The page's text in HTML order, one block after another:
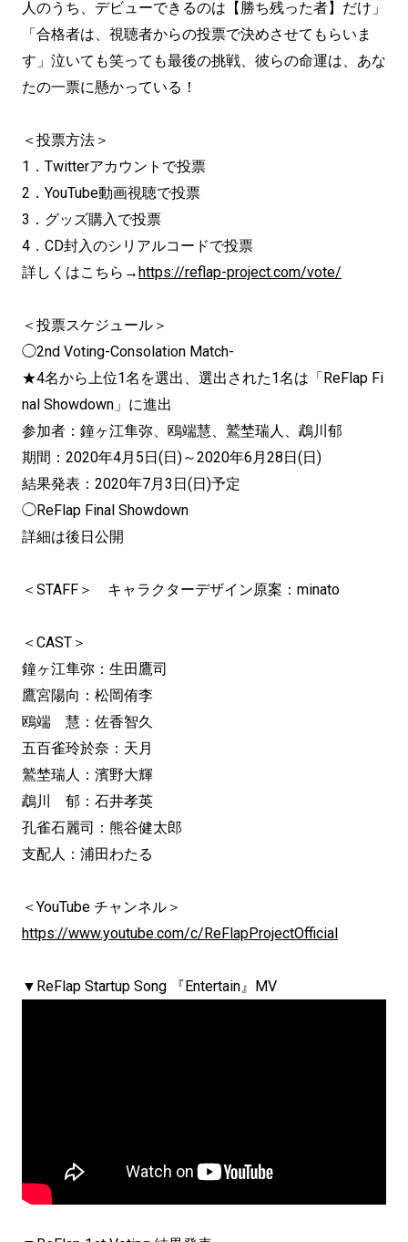
人のうち、デビューできるのは【勝ち残った者】だけ」
「合格者は、視聴者からの投票で決めさせてもらいま
す」泣いても笑っても最後の挑戦、彼らの命運は、あな
たの一票に懸かっている！
＜投票方法＞
1．Twitterアカウントで投票
2．YouTube動画視聴で投票
3．グッズ購入で投票
4．CD封入のシリアルコードで投票
詳しくはこちら→ https://reflap-project.com/vote/
＜投票スケジュール＞
◯2nd Voting-Consolation Match-
★4名から上位1名を選出、選出された1名は「ReFlap Fi
nal Showdown」に進出
参加者：鐘ヶ江隼弥、鴎端慧、鷲埜瑞人、鵡川郁
期間：2020年4月5日(日)～2020年6月28日(日)
結果発表：2020年7月3日(日)予定
◯ReFlap Final Showdown
詳細は後日公開
＜STAFF＞ キャラクターデザイン原案：minato
＜CAST＞
鐘ヶ江隼弥：生田鷹司
鷹宮陽向：松岡侑李
鴎端 慧：佐香智久
五百雀玲於奈：天月
鷲埜瑞人：濱野大輝
鵡川 郁：石井孝英
孔雀石麗司：熊谷健太郎
支配人：浦田わたる
＜YouTube チャンネル＞
https://www.youtube.com/c/ReFlapProjectOfficial
▼ReFlap Startup Song 『Entertain』MV